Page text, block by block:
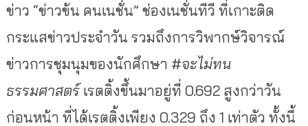
ข่าว “ข่าวข้น คนเนชั่น” ช่องเนชั่นทีวี ที่เกาะติด
กระแสข่าวประจำวัน รวมถึงการวิพากษ์วิจารณ์
ข่าวการชุมนุมของนักศึกษา #จะไม่ทน
ธรรมศาสตร์เรตติ้งขึ้นมาอยู่ที่ 0.692 สูงกว่าวัน
ก่อนหน้า ที่ได้เรตติ้งเพียง 0.329 ถึง 1 เท่าตัว ทั้งนี้